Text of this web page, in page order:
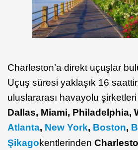
Charleston’a direkt uçuşlar
Uçuş süresi yaklaşık 16
uluslararası havayolu şirketleri
Dallas, Miami, Philadelphia,
Atlanta, New York, Boston,
Şikagokentlerinden